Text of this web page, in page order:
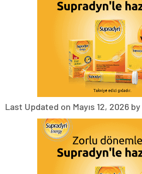
Last Updated on Mayıs 12, 2026 by